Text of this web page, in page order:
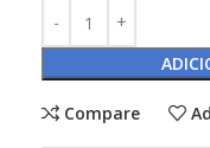
Compare